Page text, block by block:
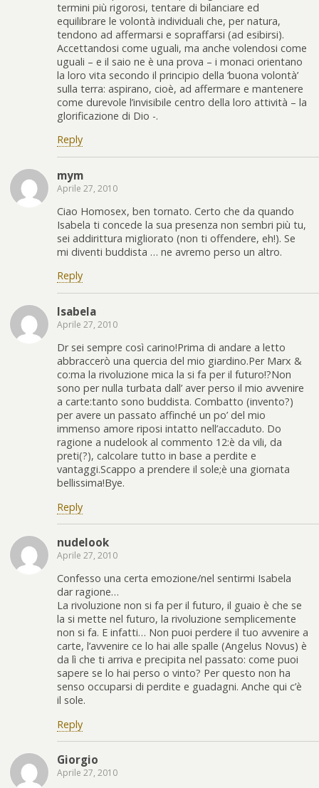
termini più rigorosi, tentare di bilanciare ed
equilibrare le volontà individuali che, per natura,
tendono ad affermarsi e sopraffarsi (ad esibirsi).
Accettandosi come uguali, ma anche volendosi come
uguali – e il saio ne è una prova – i monaci orientano
la loro vita secondo il principio della ‘buona volontà’
sulla terra: aspirano, cioè, ad affermare e mantenere
come durevole l’invisibile centro della loro attività – la
glorificazione di Dio -.
Reply
mym
Aprile 27, 2010
Ciao Homosex, ben tornato. Certo che da quando
Isabela ti concede la sua presenza non sembri più tu,
sei addirittura migliorato (non ti offendere, eh!). Se
mi diventi buddista … ne avremo perso un altro.
Reply
Isabela
Aprile 27, 2010
Dr sei sempre così carino!Prima di andare a letto
abbraccerò una quercia del mio giardino.Per Marx &
co:ma la rivoluzione mica la si fa per il futuro!?Non
sono per nulla turbata dall’ aver perso il mio avvenire
a carte:tanto sono buddista. Combatto (invento?)
per avere un passato affinché un po’ del mio
immenso amore riposi intatto nell’accaduto. Do
ragione a nudelook al commento 12:è da vili, da
preti(?), calcolare tutto in base a perdite e
vantaggi.Scappo a prendere il sole;è una giornata
bellissima!Bye.
Reply
nudelook
Aprile 27, 2010
Confesso una certa emozione/nel sentirmi Isabela
dar ragione…
La rivoluzione non si fa per il futuro, il guaio è che se
la si mette nel futuro, la rivoluzione semplicemente
non si fa. E infatti… Non puoi perdere il tuo avvenire a
carte, l’avvenire ce lo hai alle spalle (Angelus Novus) è
da lì che ti arriva e precipita nel passato: come puoi
sapere se lo hai perso o vinto? Per questo non ha
senso occuparsi di perdite e guadagni. Anche qui c’è
il sole.
Reply
Giorgio
Aprile 27, 2010